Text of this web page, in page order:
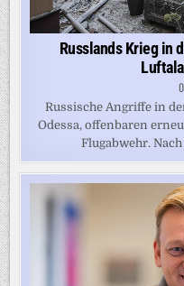
Russlands Krieg in
Russische Angriffe in
Odessa, offenbaren
Flugabwehr.